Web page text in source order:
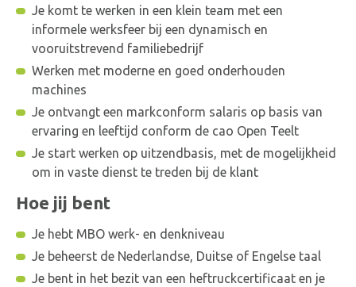
Wat ga je doen?
In het seizoen komen tientallen bestellingen per dag.
Deze bestellingen kunnen variëren van enkele vierkante
meters tot wel honderden vierkante meters. Deze
bestellingen dienen per bestelling in orde gemaakt te
worden.
Dit gaat als zijn volgt in het werk:
De graszoden komen met grote aantallen op een kar
naar de expeditie. Ze worden met een heftruck van de
kar afgehaald en waar nodig gaan ze door een
vacuümkoeler. Deze koeler verlaagd de interne
blijven.
De graszoden worden standaard met 60 rollen per
pallet geoogst. Als de zoden uit de koeler komen
Je komt te werken in een klein team met een
informele werksfeer bij een dynamisch en
vooruitstrevend familiebedrijf
Werken met moderne en goed onderhouden
machines
Je ontvangt een markconform salaris op basis van
ervaring en leeftijd conform de cao Open Teelt
Je start werken op uitzendbasis, met de mogelijkheid
om in vaste dienst te treden bij de klant
Hoe jij bent
Je hebt MBO werk- en denkniveau
Je beheerst de Nederlandse, Duitse of Engelse taal
Je bent in het bezit van een heftruckcertificaat en je